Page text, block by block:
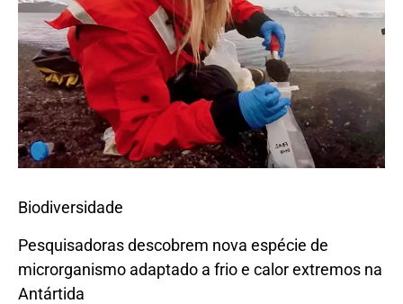
Biodiversidade
Pesquisadoras descobrem nova espécie de
microrganismo adaptado a frio e calor extremos na
Antártida